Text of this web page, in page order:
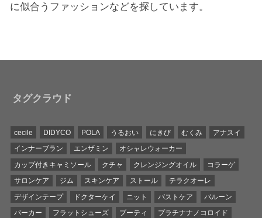
に似合うファッションなどを探しています。
タグクラウド
cecile DIDYCO POLA うるおい にきび むくみ
アナスイ
インナーブラン
エンザミン
オシャレウォーカー
カップ付きキャミソール
クチャ クレンジングオイル
コラーゲ
サロンケア
ジム スキンケア ストール
テラクオーレ
デザインテープ
ドクターケイ ニット バストケア
バルーン
パーカー
フラットシューズ ブーティ
プラチナナノコロイド